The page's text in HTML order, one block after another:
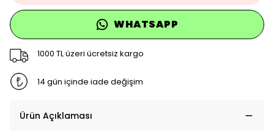
WHATSAPP
1000 TL üzeri ücretsiz kargo
14 gün içinde iade değişim
Ürün Açıklaması